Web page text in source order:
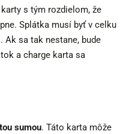
s tým rozdielom, že
Splátka musí byť v celku
Ak sa tak nestane, bude
a charge karta sa
sumou. Táto karta môže